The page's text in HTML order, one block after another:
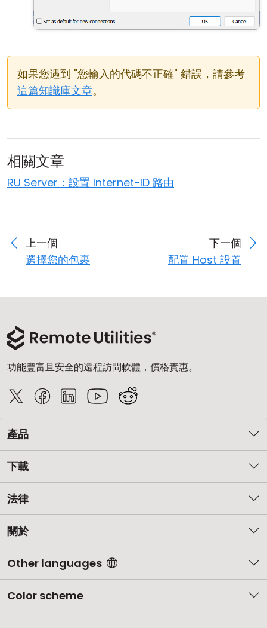
如果您遇到 "您輸入的代碼不正確" 錯誤，請參考
這篇知識庫文章。
相關文章
RU Server：設置 Internet-ID 路由
上一個
選擇您的包裹
下一個
配置 Host 設置
功能豐富且安全的遠程訪問軟體，價格實惠。
產品
下載
法律
關於
Other languages
Color scheme